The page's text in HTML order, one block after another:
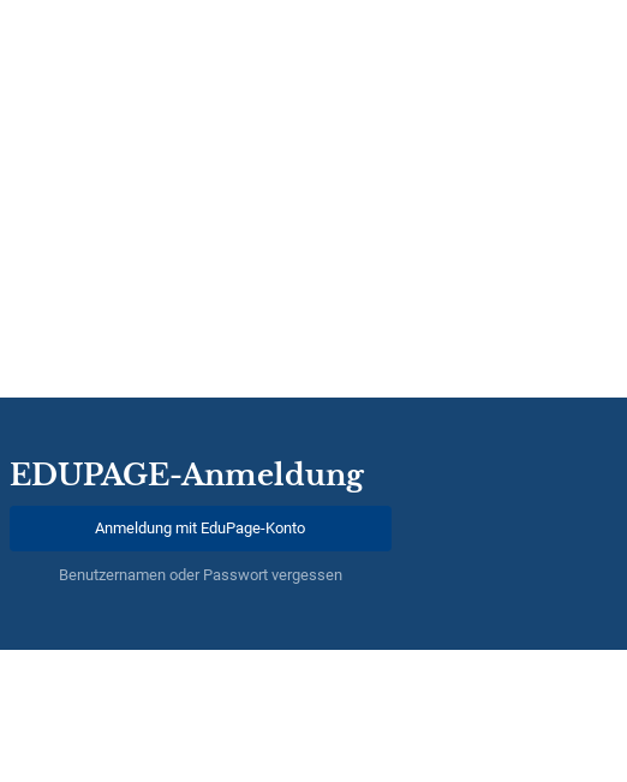
EDUPAGE-Anmeldung
Anmeldung mit EduPage-Konto
Benutzernamen oder Passwort vergessen